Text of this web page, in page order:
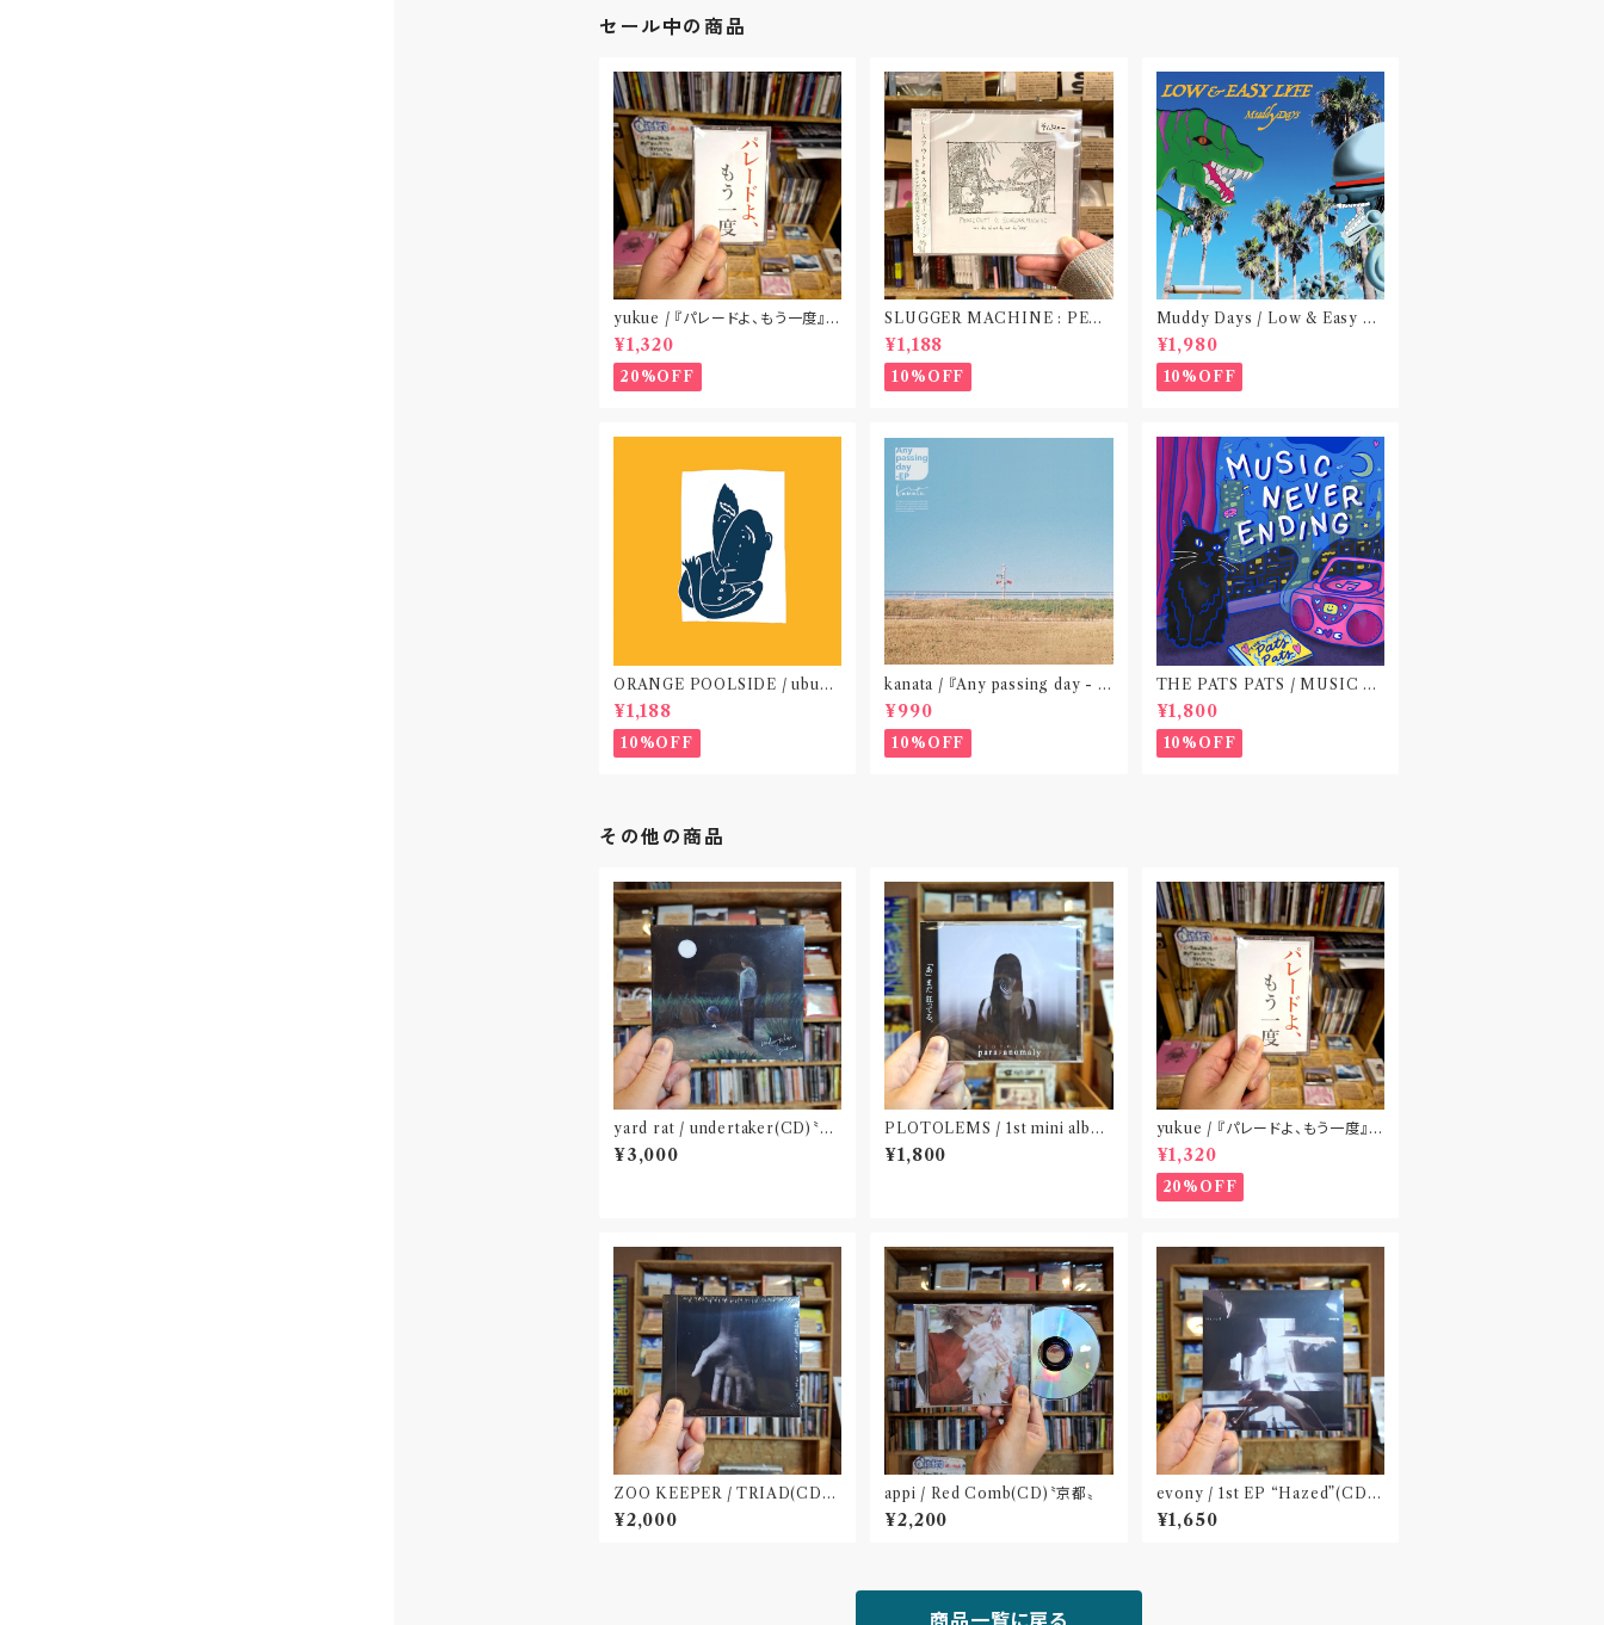
セール中の商品
yukue / 『パレードよ、もう一度』
(TAPE)
¥1,320
20%OFF
SLUGGER MACHINE : PEA
CE OUT! / we die if we do no
t do “DIG”(SPLIT CD)〝横浜&
札幌〟
¥1,188
10%OFF
Muddy Days / Low & Easy Li
fe〝東京〟
¥1,980
10%OFF
ORANGE POOLSIDE / ubu
(CD作品)〝神奈川・厚木〟
¥1,188
10%OFF
kanata / 『Any passing day - E
P』(CD作品)〝東京〟
¥990
10%OFF
THE PATS PATS / MUSIC N
EVER ENDING(CD作品)
¥1,800
10%OFF
その他の商品
yard rat / undertaker(CD)〝熊
本〟
¥3,000
PLOTOLEMS / 1st mini albu
m 「para?anomaly」(CD)
¥1,800
yukue / 『パレードよ、もう一度』
(TAPE)
¥1,320
20%OFF
ZOO KEEPER / TRIAD(CD)
〝京都〟
¥2,000
appi / Red Comb(CD)〝京都〟
¥2,200
evony / 1st EP “Hazed”(CD)
Released by FURTHER PLAT
ONIC〝千葉〟
¥1,650